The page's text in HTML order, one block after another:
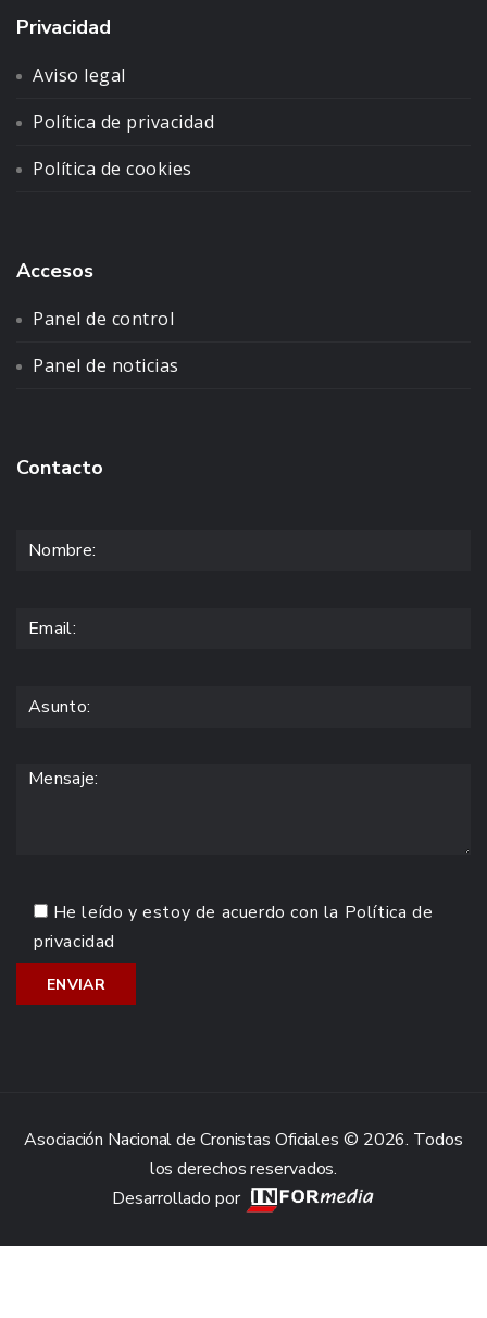
Privacidad
Aviso legal
Política de privacidad
Política de cookies
Accesos
Panel de control
Panel de noticias
Contacto
He leído y estoy de acuerdo con la Política de
privacidad
Asociación Nacional de Cronistas Oficiales © 2026. Todos
los derechos reservados.
Desarrollado por